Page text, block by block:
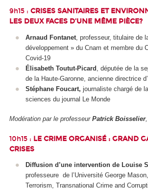
9h15 : CRISES SANITAIRES ET
LES DEUX FACES D’UNE MÊME PIÈCE?
Arnaud Fontanet, professeur, titulaire de
développement » du Cnam et membre du
Covid-19
Élisabeth Toutut-Picard , députée de la
de la Haute-Garonne, ancienne directrice
Stéphane Foucart, journaliste chargé de
sciences du journal Le Monde
Modération par le professeur Patrick Boisselier
10h15 : LE CRIME ORGANISÉ : GRAND
CRISES
Diffusion d’une intervention de Louise
professeure de l’Université George
Terrorism, Transnational Crime and